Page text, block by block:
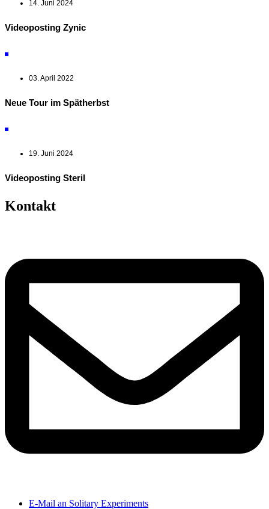
14. Juni 2024
Videoposting Zynic
03. April 2022
Neue Tour im Spätherbst
19. Juni 2024
Videoposting Steril
Kontakt
E-Mail an Solitary Experiments